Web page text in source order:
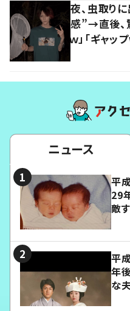
夜、虫取り
感”→直後、
ｗ」「ギャッ
ニュース
平
29
敵
平
年
な